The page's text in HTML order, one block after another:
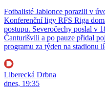
Fotbalisté Jablonce porazili v
Konferenční ligy RFS Riga
postupu. Severočechy poslal v
Čanturišvili a po pauze přidal
programu za týden na stadionu
Liberecká Drbna
dnes, 19:35